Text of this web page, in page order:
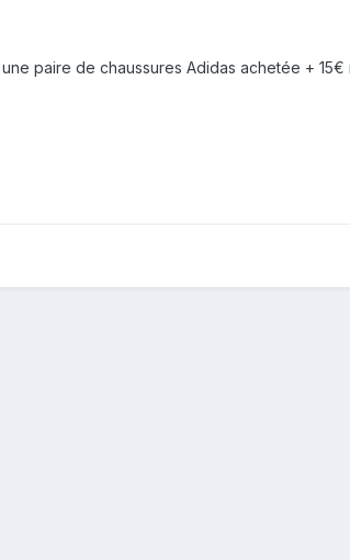
paire de chaussures Adidas achetée +